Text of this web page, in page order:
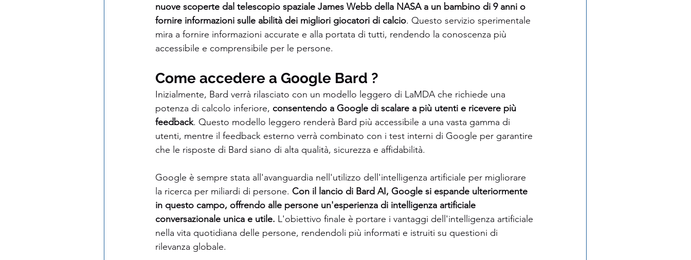
nuove scoperte dal telescopio spaziale James Webb della NASA a un bambino di 9 anni o
fornire informazioni sulle abilità dei migliori giocatori di calcio. Questo servizio sperimentale
mira a fornire informazioni accurate e alla portata di tutti, rendendo la conoscenza più
accessibile e comprensibile per le persone.
Come accedere a Google Bard ?
Inizialmente, Bard verrà rilasciato con un modello leggero di LaMDA che richiede una
potenza di calcolo inferiore, consentendo a Google di scalare a più utenti e ricevere più
feedback. Questo modello leggero renderà Bard più accessibile a una vasta gamma di
utenti, mentre il feedback esterno verrà combinato con i test interni di Google per garantire
che le risposte di Bard siano di alta qualità, sicurezza e affidabilità.
Google è sempre stata all'avanguardia nell'utilizzo dell'intelligenza artificiale per migliorare
la ricerca per miliardi di persone. Con il lancio di Bard AI, Google si espande ulteriormente
in questo campo, offrendo alle persone un'esperienza di intelligenza artificiale
conversazionale unica e utile. L'obiettivo finale è portare i vantaggi dell'intelligenza artificiale
nella vita quotidiana delle persone, rendendoli più informati e istruiti su questioni di
rilevanza globale.